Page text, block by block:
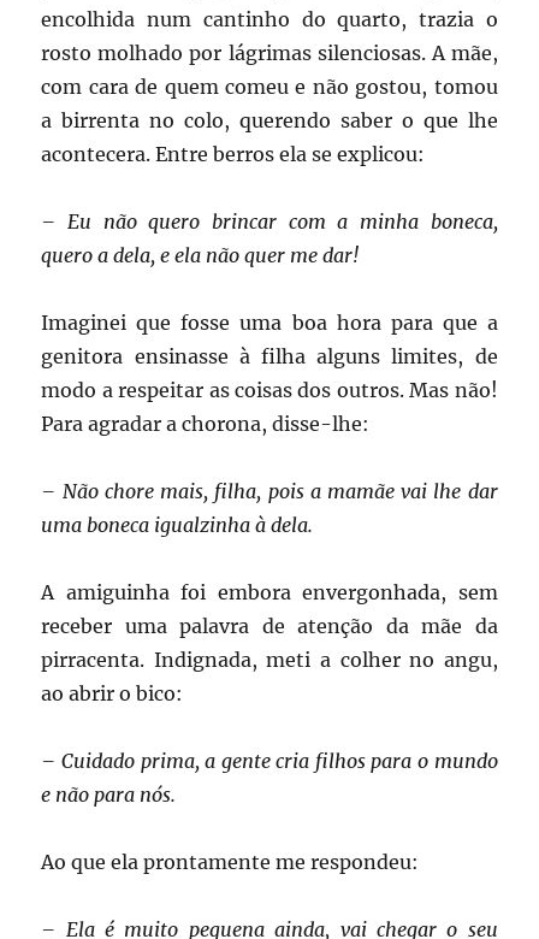
encolhida num cantinho do quarto, trazia o
rosto molhado por lágrimas silenciosas. A mãe,
com cara de quem comeu e não gostou, tomou
a birrenta no colo, querendo saber o que lhe
acontecera. Entre berros ela se explicou:
– Eu não quero brincar com a minha boneca,
quero a dela, e ela não quer me dar!
Imaginei que fosse uma boa hora para que a
genitora ensinasse à filha alguns limites, de
modo a respeitar as coisas dos outros. Mas não!
Para agradar a chorona, disse-lhe:
– Não chore mais, filha, pois a mamãe vai lhe dar
uma boneca igualzinha à dela.
A amiguinha foi embora envergonhada, sem
receber uma palavra de atenção da mãe da
pirracenta. Indignada, meti a colher no angu,
ao abrir o bico:
– Cuidado prima, a gente cria filhos para o mundo
e não para nós.
Ao que ela prontamente me respondeu:
– Ela é muito pequena ainda, vai chegar o seu